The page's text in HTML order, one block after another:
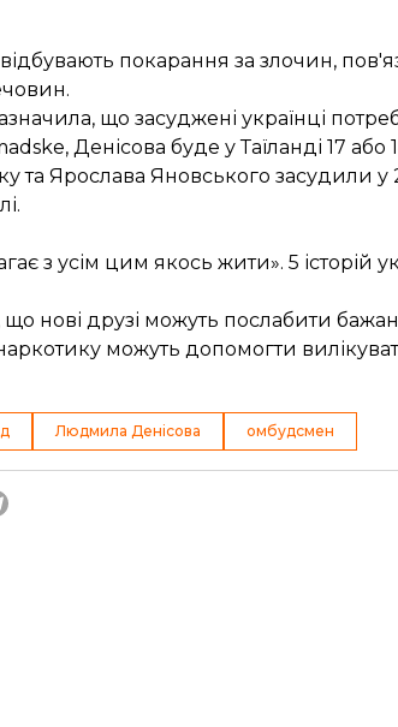
відбувають покарання за злочин,
що засуджені українці
Денісова буде у Таїланді 17 або
та Ярослава Яновського засудили у
з усім цим якось жити». 5
що нові друзі можуть послабити
можуть допомогти
Людмила Денісова омбудсмен